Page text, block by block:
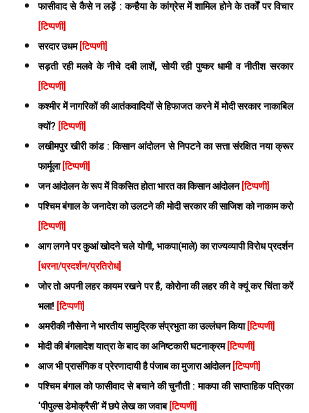
फासीवाद से कैसे न लड़ें : कन्हैया के कांग्रेस में शामिल होने के तर्कों पर विचार
[टिप्पणी]
सरदार उधम [टिप्पणी]
सड़ती रही मलवे के नीचे दबी लाशें, सोयी रही पुष्कर धामी व नीतीश सरकार
[टिप्पणी]
कश्मीर में नागरिकों की आतंकवादियों से हिफाजत करने में मोदी सरकार नाकाबिल
क्यों? [टिप्पणी]
लखीमपुर खीरी कांड : किसान आंदोलन से निपटने का सत्ता संरक्षित नया क्रूर
फार्मूला [टिप्पणी]
जन आंदोलन के रूप में विकसित होता भारत का किसान आंदोलन [टिप्पणी]
पश्चिम बंगाल के जनादेश को उलटने की मोदी सरकार की साजिश को नाकाम करो
[टिप्पणी]
आग लगने पर कुआं खोदने चले योगी, भाकपा(माले) का राज्यव्यापी विरोध प्रदर्शन
[धरना/प्रदर्शन/प्रतिरोध]
जोर तो अपनी लहर कायम रखने पर है, कोरोना की लहर की वे क्यूं कर चिंता करें
भला! [टिप्पणी]
अमरीकी नौसेना ने भारतीय सामुद्रिक संप्रभुता का उल्लंघन किया [टिप्पणी]
मोदी की बंगलादेश यात्रा के बाद का अनिष्टकारी घटनाक्रम [टिप्पणी]
आज भी प्रासंगिक व प्रेरणादायी है पंजाब का मुजारा आंदोलन [टिप्पणी]
पश्चिम बंगाल को फासीवाद से बचाने की चुनौती : माकपा की साप्ताहिक पत्रिका
‘पीपुल्स डेमोक्रैसी’ में छपे लेख का जवाब [टिप्पणी]